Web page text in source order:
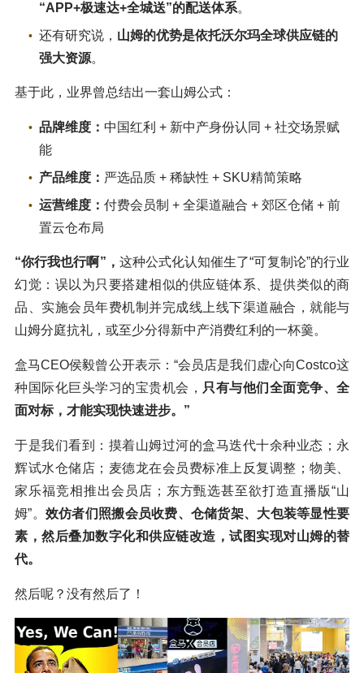
“APP+极速达+全城送”的配送体系。
还有研究说， 山姆的优势是依托沃尔玛全球供应链的
强大资源。
基于此，业界曾总结出一套山姆公式：
品牌维度： 中国红利 + 新中产身份认同 + 社交场景赋
能
产品维度： 严选品质 + 稀缺性 + SKU精简策略
运营维度： 付费会员制 + 全渠道融合 + 郊区仓储 + 前
置云仓布局
“你行我也行啊”， 这种公式化认知催生了“可复制论”的行业
幻觉：误以为只要搭建相似的供应链体系、提供类似的商
品、实施会员年费机制并完成线上线下渠道融合，就能与
山姆分庭抗礼，或至少分得新中产消费红利的一杯羹。
盒马CEO侯毅曾公开表示：“会员店是我们虚心向Costco这
种国际化巨头学习的宝贵机会， 只有与他们全面竞争、全
面对标，才能实现快速进步。”
于是我们看到：摸着山姆过河的盒马迭代十余种业态；永
辉试水仓储店；麦德龙在会员费标准上反复调整；物美、
家乐福竞相推出会员店；东方甄选甚至欲打造直播版“山
姆”。 效仿者们照搬会员收费、仓储货架、大包装等显性要
素，然后叠加数字化和供应链改造，试图实现对山姆的替
代。
然后呢？没有然后了！